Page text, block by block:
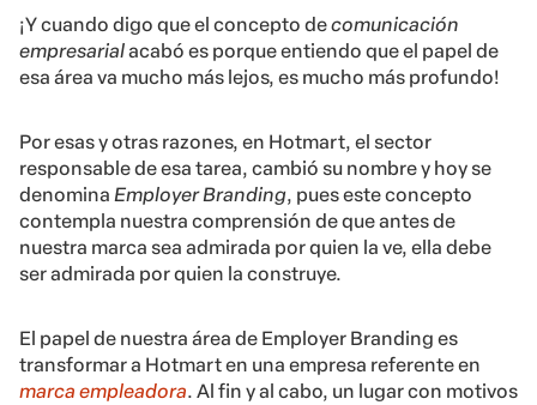
¡Y cuando digo que el concepto decomunicación
empresarialacabó es porque entiendo que el papel de
esa área va mucho más lejos, es mucho más profundo!
Por esas y otras razones, en Hotmart, el sector
responsable de esa tarea, cambió su nombre y hoy se
denomina Employer Branding, pues este concepto
contempla nuestra comprensión de que antes de
nuestra marca sea admirada por quien la ve, ella debe
ser admirada por quien la construye.
El papel de nuestra área de Employer Branding es
transformar a Hotmart en una empresa referente en
marca empleadora. Al fin y al cabo, un lugar con motivos